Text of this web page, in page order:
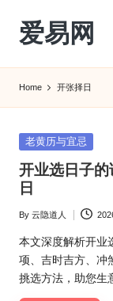
Skip
content
爱易网
转
农
历
阴
查
询
_2ebc.com
Home 开张择日
Posted
老黄历与宜忌
开业选日子
日
Posted
by
By 云隐道人
本文深度解析开业
项、吉时吉方、冲
挑选方法，助您生